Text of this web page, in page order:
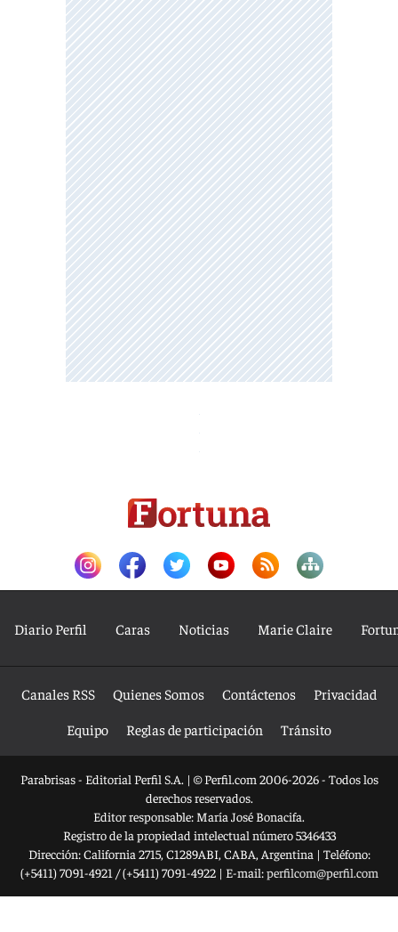
Diario Perfil Caras Noticias Marie Claire
Canales RSS Quienes Somos Contáctenos
Privacidad
Equipo
Reglas de participación Tránsito
Parabrisas - Editorial Perfil S.A. | © Perfil.com 2006-2026 - Todos los
derechos reservados.
Editor responsable: María José Bonacifa.
Registro de la propiedad intelectual número 5346433
Dirección:California 2715, C1289ABI, CABA, Argentina | Teléfono:
(+5411) 7091-4921 /(+5411) 7091-4922| E-mail:perfilcom@perfil.com